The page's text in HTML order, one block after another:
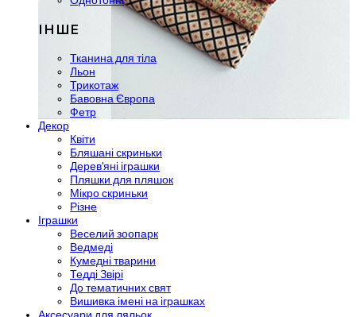
ІНШЕ
Тканина для тіла
Льон
Трикотаж
Бавовна Європа
Фетр
Декор
Квіти
Бляшані скриньки
Дерев'яні іграшки
Пляшки для пляшок
Мікро скриньки
Різне
Іграшки
Веселий зоопарк
Ведмеді
Кумедні тварини
Тедді Звірі
До тематичних свят
Вишивка імені на іграшках